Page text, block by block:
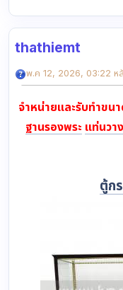
thathiemt
พ.ค 12, 2026, 03:22 หลั
จำหน่ายและรับทำขน
ฐานรองพระ แท่นวา
ตู้ก